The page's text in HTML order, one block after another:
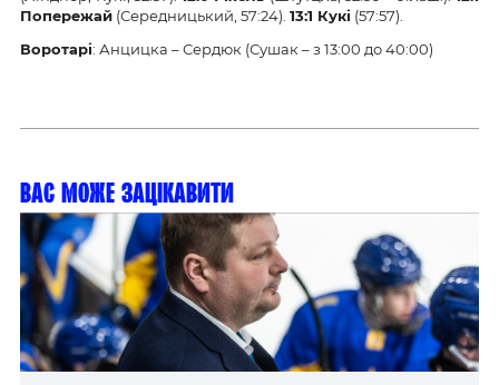
Попережай (Середницький, 57:24). 13:1 Кукі (57:57).
Воротарі: Анцицка – Сердюк (Сушак – з 13:00 до 40:00)
Вас може зацікавити